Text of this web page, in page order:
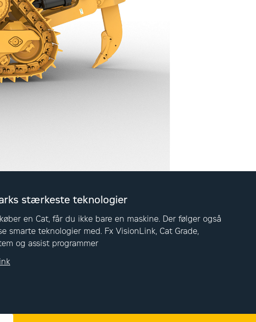
stærkeste teknologier
en Cat, får du ikke bare en maskine. Der følger også
smarte teknologier med. Fx VisionLink, Cat Grade,
og assist programmer